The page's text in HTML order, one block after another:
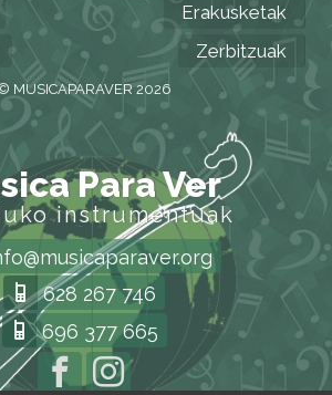
Erakusketak
Zerbitzuak
MUSICAPARAVER 2026
Para Ver
instrumentuak
628 267 746
696 377 665